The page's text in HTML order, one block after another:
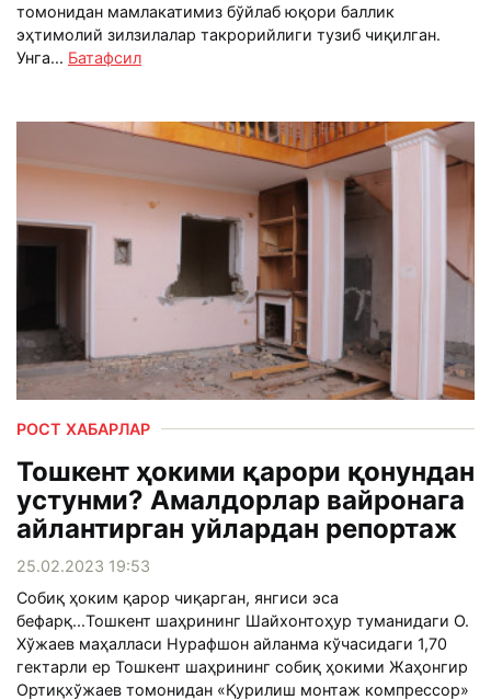
томонидан мамлакатимиз бўйлаб юқори баллик
эҳтимолий зилзилалар такрорийлиги тузиб чиқилган.
Унга... Батафсил
РОСТ ХАБАРЛАР
Тошкент ҳокими қарори қонундан
устунми? Амалдорлар вайронага
айлантирган уйлардан репортаж
25.02.2023 19:53
Собиқ ҳоким қарор чиқарган, янгиси эса
бефарқ...Тошкент шаҳрининг Шайхонтоҳур туманидаги О.
Хўжаев маҳалласи Нурафшон айланма кўчасидаги 1,70
гектарли ер Тошкент шаҳрининг собиқ ҳокими Жаҳонгир
Ортиқхўжаев томонидан «Қурилиш монтаж компрессор»